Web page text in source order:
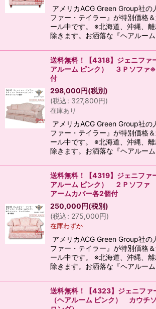
アメリカACG Green Group社の
ファー・テイラー』が特別価格
ール中です。 ※北海道、沖縄、
除きます。お洒落な『ヘアルー
送料無料！【4318】ジェニファ
アルーム ピンク） ３Ｐソファ
付
298,000円(税別)
(税込: 327,800円)
在庫あり
アメリカACG Green Group社の
ファー・テイラー』が特別価格
ール中です。 ※北海道、沖縄、
除きます。お洒落な『ヘアルー
送料無料！【4319】ジェニファ
アルーム ピンク） ２Ｐソファ
アームカバー各2個付
250,000円(税別)
(税込: 275,000円)
在庫わずか
アメリカACG Green Group社の
ファー・テイラー』が特別価格
ール中です。 ※北海道、沖縄、
除きます。お洒落な『ヘアルー
送料無料！【4323】ジェニファ
（ヘアルーム ピンク） カウチ